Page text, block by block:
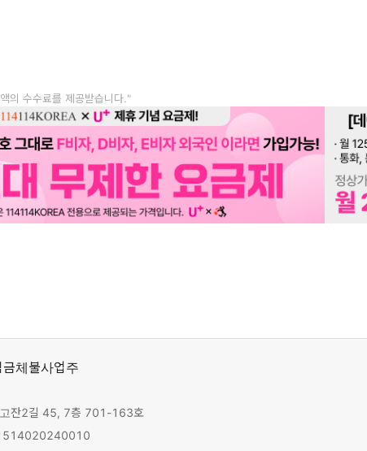
의 수수료를 제공받습니다."
금체불사업주
고잔2길 45, 7층 701-163호